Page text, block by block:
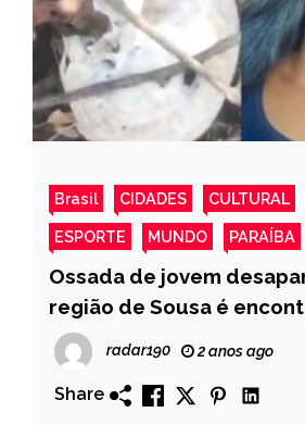
Brasil CIDADES CULTURAL
ESPORTE MUNDO PARAÍBA
Ossada de jovem
região de Sousa é
João do Rio do Peixe com
tiro no crânio
radar190 2 anos ago
Share